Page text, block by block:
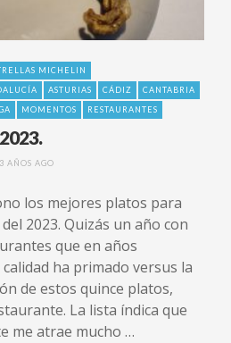
MICHELIN
ASTURIAS CÁDIZ
CANTABRIA
MOMENTOS RESTAURANTES
3 AÑOS AGO
los mejores platos para
2023. Quizás un año con
que en años
ha primado versus la
de estos quince platos,
La lista índica que
me atrae mucho …